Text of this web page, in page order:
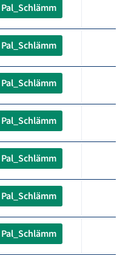
Pal_Schlämm
Pal_Schlämm
Pal_Schlämm
Pal_Schlämm
Pal_Schlämm
Pal_Schlämm
Pal_Schlämm